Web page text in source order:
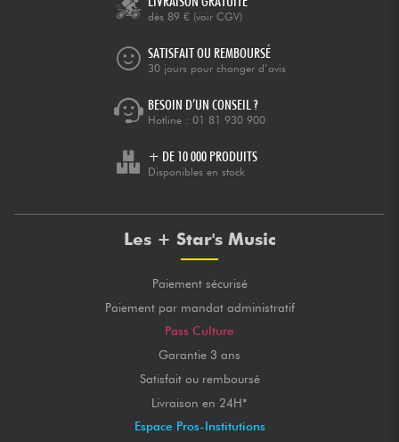
dès 89 € (voir CGV)
SATISFAIT OU REMBOURSÉ
30 jours pour changer d’avis
BESOIN D’UN CONSEIL ?
Hotline : 01 81 930 900
+ DE 10 000 PRODUITS
Disponibles en stock
Les + Star's Music
Paiement sécurisé
Paiement par mandat administratif
Pass Culture
Garantie 3 ans
Satisfait ou remboursé
Livraison en 24H*
Espace Pros-Institutions